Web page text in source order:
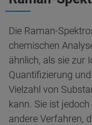
Die Raman-
chemischen
ähnlich, als sie zur
Quantifizierung
Vielzahl von
kann. Sie ist
andere Verfahren,